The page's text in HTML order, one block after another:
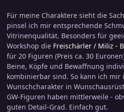
Für meine Charaktere sieht die
pinsel ich mir entsprechende
Vitrinenqualität. Besonders für
Workshop die Freischärler / Miliz -
für 20 Figuren (Preis ca. 30
Beine, Köpfe und Bewaffnung
kombinierbar sind. So kann ich mir
Wunschcharakter in
GW-Figuren haben mittlerweile -
guten Detail-Grad. Einfach gut.